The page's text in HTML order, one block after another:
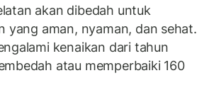
akan dibedah untuk
yang aman, nyaman, dan sehat.
kenaikan dari tahun
atau memperbaiki 160